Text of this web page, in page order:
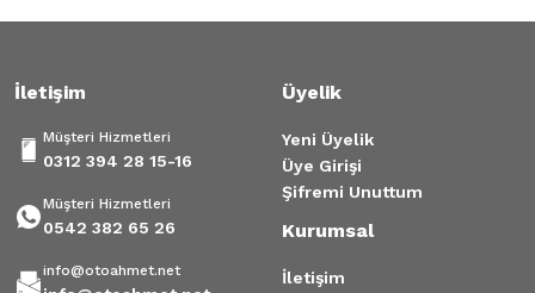
ÖN AKS SOL LOGAN SANDERO II SYMBOL JOY 2013-
30.117,05 TL
Symbol-
İletişim
Müşteri Hizmetleri
0312 394 28 15-16
Müşteri Hizmetleri
0542 382 65 26
info@otoahmet.net
Üyelik
Yeni Üyelik
Üye Girişi
Şifremi Unuttum
Kurumsal
İletişim